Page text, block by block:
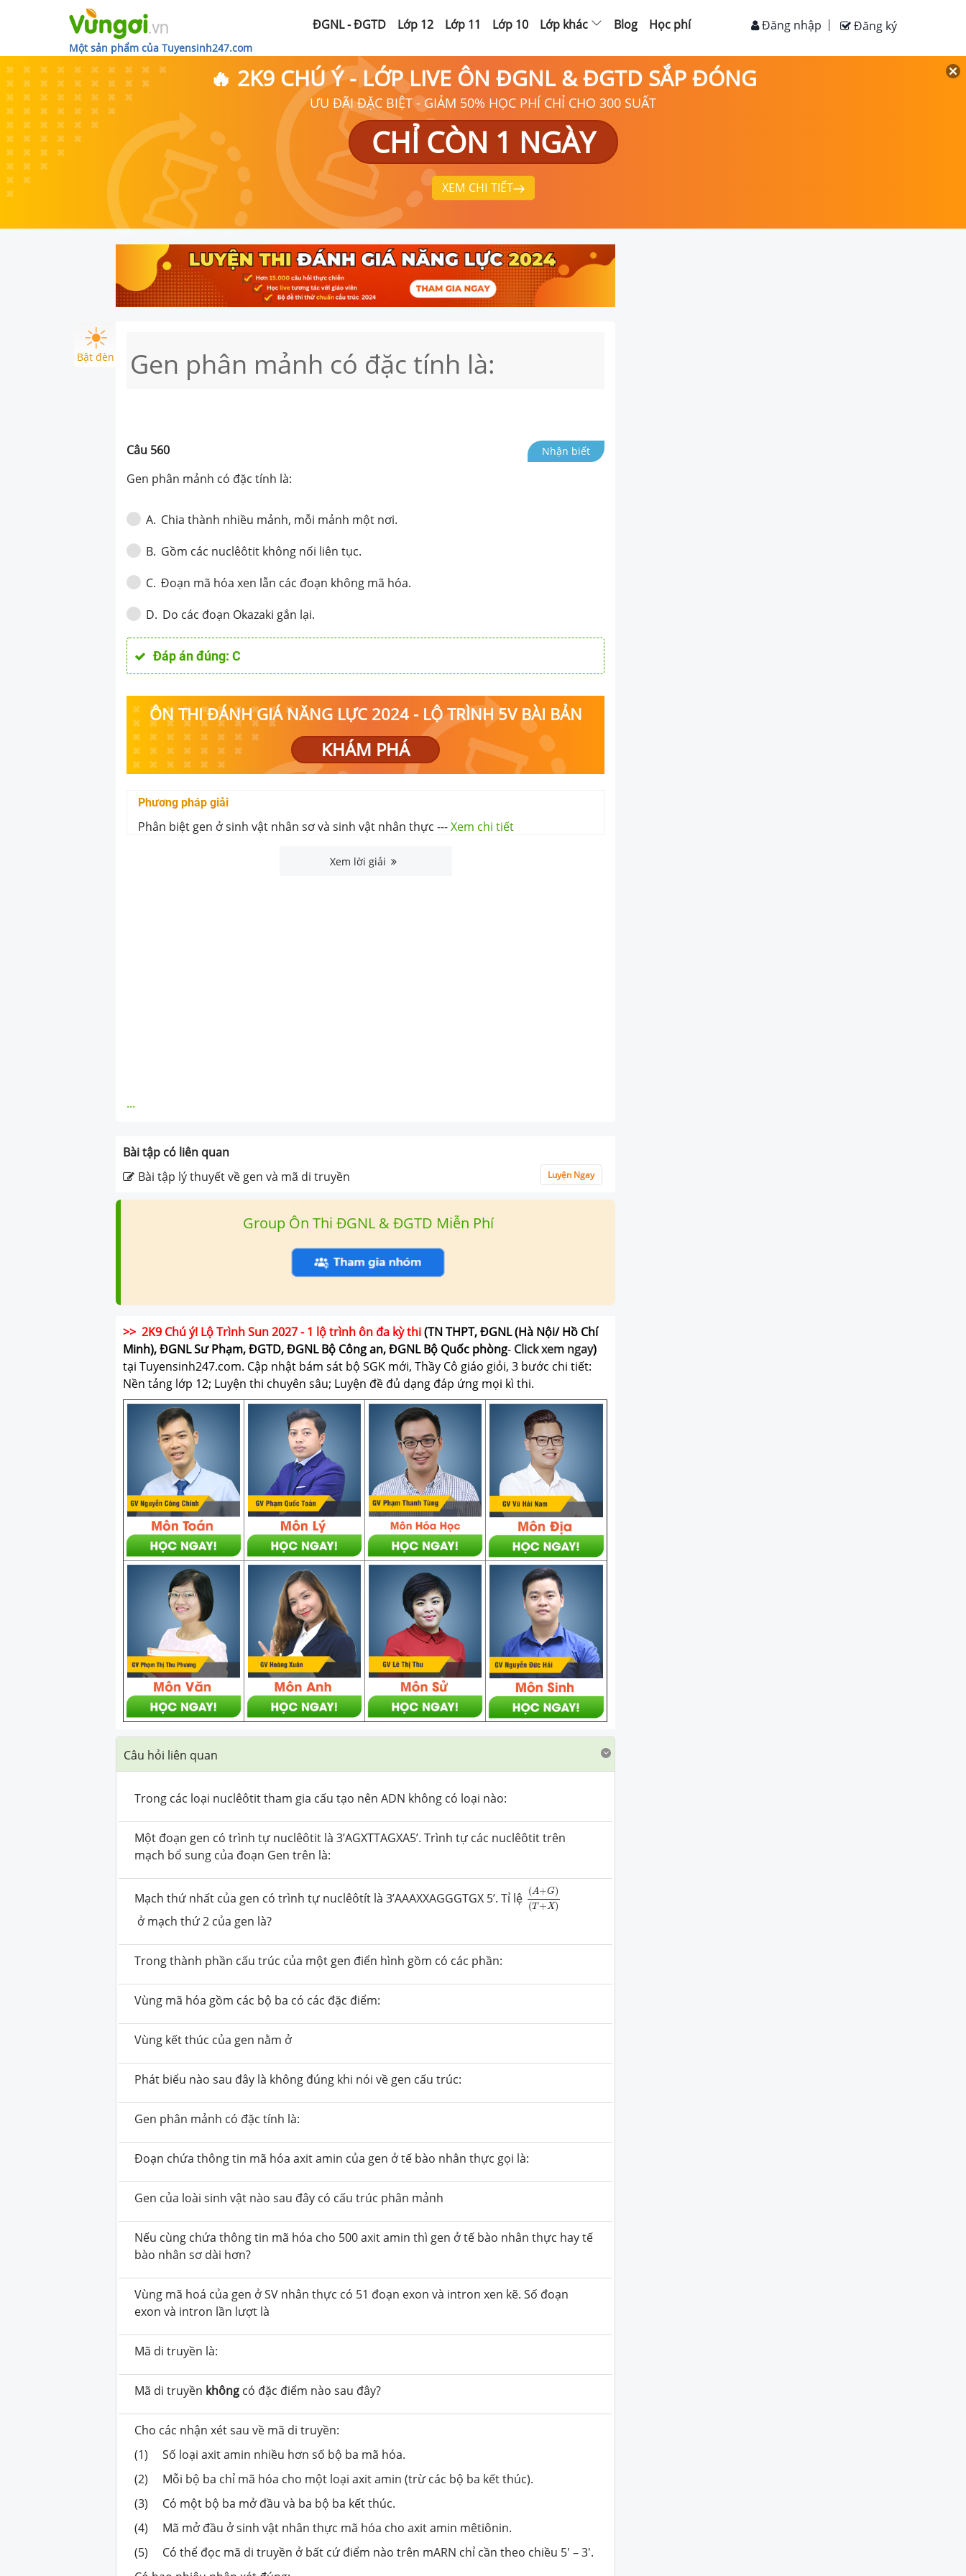
Một sản phẩm của Tuyensinh247.com
ĐGNL - ĐGTD Lớp 12 Lớp 11 Lớp 10 Lớp khác Blog Học phí Đăng ký
Đăng nhập
🔥 2K9 CHÚ Ý - LỚP LIVE ÔN ĐGNL & ĐGTD SẮP ĐÓNG
ƯU ĐÃI ĐẶC BIỆT - GIẢM 50% HỌC PHÍ CHỈ CHO 300 SUẤT
CHỈ CÒN 1 NGÀY
XEM CHI TIẾT
Bật đèn Gen phân mảnh có đặc tính là:
Câu 560 Nhận biết
Gen phân mảnh có đặc tính là:
A. Chia thành nhiều mảnh, mỗi mảnh một nơi.
B. Gồm các nuclêôtit không nối liên tục.
C. Đoạn mã hóa xen lẫn các đoạn không mã hóa.
D. Do các đoạn Okazaki gắn lại.
Đáp án đúng:C
ÔN THI ĐÁNH GIÁ NĂNG LỰC 2024 - LỘ TRÌNH 5V BÀI BẢN
KHÁM PHÁ
Phương pháp giải
Phân biệt gen ở sinh vật nhân sơ và sinh vật nhân thực ---Xem chi tiết
Xem lời giải
...
Bài tập có liên quan
Bài tập lý thuyết về gen và mã di truyền
Luyện Ngay
Group Ôn Thi ĐGNL & ĐGTD Miễn Phí
>> 2K9 Chú ý! Lộ Trình Sun 2027 - 1 lộ trình ôn đa kỳ thi(TN THPT, ĐGNL (Hà Nội/ Hồ Chí
Minh), ĐGNL Sư Phạm, ĐGTD, ĐGNL Bộ Công an, ĐGNL Bộ Quốc phòng- Click xem ngay)
tại Tuyensinh247.com. Cập nhật bám sát bộ SGK mới, Thầy Cô giáo giỏi, 3 bước chi tiết:
Nền tảng lớp 12; Luyện thi chuyên sâu; Luyện đề đủ dạng đáp ứng mọi kì thi.
Câu hỏi liên quan
Trong các loại nuclêôtit tham gia cấu tạo nên ADN không có loại nào:
Một đoạn gen có trình tự nuclêôtit là 3’AGXTTAGXA5’. Trình tự các nuclêôtit trên
mạch bổ sung của đoạn Gen trên là:
Mạch thứ nhất của gen có trình tự nuclêôtít là 3’AAAXXAGGGTGX 5’. Tỉ lệ (A+G)
(T+X)
(A+G)
ở mạch thứ 2 của gen là?
Trong thành phần cấu trúc của một gen điển hình gồm có các phần:
Vùng mã hóa gồm các bộ ba có các đặc điểm:
Vùng kết thúc của gen nằm ở
Phát biểu nào sau đây là không đúng khi nói về gen cấu trúc:
Gen phân mảnh có đặc tính là:
Đoạn chứa thông tin mã hóa axit amin của gen ở tế bào nhân thực gọi là:
Gen của loài sinh vật nào sau đây có cấu trúc phân mảnh
Nếu cùng chứa thông tin mã hóa cho 500 axit amin thì gen ở tế bào nhân thực hay tế
bào nhân sơ dài hơn?
Vùng mã hoá của gen ở SV nhân thực có 51 đoạn exon và intron xen kẽ. Số đoạn
exon và intron lần lượt là
Mã di truyền là:
Mã di truyền không có đặc điểm nào sau đây?
Cho các nhận xét sau về mã di truyền:
(1)
Số loạiaxit amin nhiều hơn số bộ ba mã hóa.
(2)
Mỗi bộ ba chỉ mã hóa cho một loạiaxit amin (trừ các bộ ba kết thúc).
(3)
Có một bộ ba mở đầu và ba bộ ba kết thúc.
(4)
Mã mở đầu ở sinh vật nhân thực mã hóa cho axit amin mêtiônin.
(5)
Có thể đọc mã di truyền ở bất cứ điểm nào trên mARN chỉ cần theo chiều 5' – 3'.